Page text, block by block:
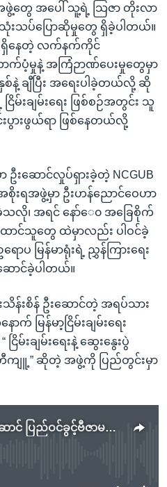
တွေ အပေါ် သူ့ရဲ့ သြဇာ တိုးလာ
သပ်ပြောဆိုမှုတွေ ရှိခဲ့ပါတယ်။
ရှိနေတဲ့ လက်နက်ကိုင်
က်ပံ့မှုနဲ့ အကြံဉာဏ်ပေးမှုတွေမှာ
ချီပြီး အရေးပါခဲ့တယ်လို့ ဆို
မ်းချမ်းရေး ဖြစ်စဉ်အတွင်း သူ
ပွားဖွယ်ရာ ဖြစ်နေတယ်လို့
ဦးဆောင်လှုပ်ရှားခဲ့တဲ့ NCGUB
စိုးရအဖွဲ့မှာ ဦးဟန်ညောင်ဝေဟာ
လို၊ အရင် နော်ေ၀ အခြေစိုက်
ာင်သူတွေ ထဲမှာလည်း ပါဝင်ခဲ့
ာပ မြန်မာရုံးရဲ့ ညွှန်ကြားရေး
ောင်ခဲ့ပါတယ်။
သိန်းစိန် ဦးဆောင်တဲ့ အရပ်သား
မြန်မာ့ငြိမ်းချမ်းရေး
ြိမ်းချမ်းရေးနဲ့ ဆွေးနွေးပွဲ
ျူ့” ဆိုတဲ့ အဖွဲ့ကို ပြည်တွင်းမှာ
ပြည်ပရောက် ရှမ်းခေါင်းဆောင် ပြည်ဝင်ခွင့်ဗီဇာမရ သတင်း မဟုတ်မှန် သံရုံးငြင်းဆို
currently available